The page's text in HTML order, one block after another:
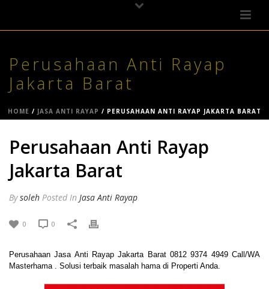
Perusahaan Anti Rayap
Jakarta Barat
HOME / JASA ANTI RAYAP / PERUSAHAAN ANTI RAYAP JAKARTA BARAT
Perusahaan Anti Rayap
Jakarta Barat
Bysoleh Posted In Jasa Anti Rayap
0 0
Perusahaan Jasa Anti Rayap Jakarta Barat 0812 9374 4949 Call/WA
Masterhama . Solusi terbaik masalah hama di Properti Anda.